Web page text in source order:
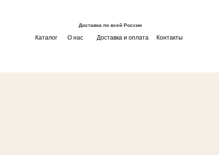
Доставка по всей России
О нас Доставка и оплата
Каталог Контакты